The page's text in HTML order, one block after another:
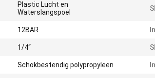
Plastic Lucht en
Waterslangspoel
12BAR
1/4“
Schokbestendig polypropyleen